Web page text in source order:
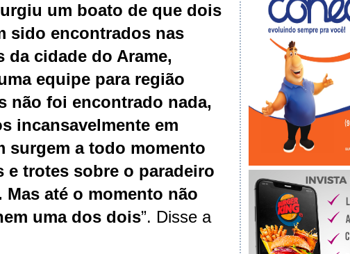
um boato de que dois
sido encontrados nas
da cidade do Arame,
equipe para região
não foi encontrado nada,
incansavelmente em
surgem a todo momento
e trotes sobre o paradeiro
Mas até o momento não
uma dos dois”. Disse a